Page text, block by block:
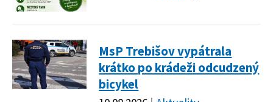
MsP Trebišov vypátrala
krátko po krádeži odcudzený
bicykel